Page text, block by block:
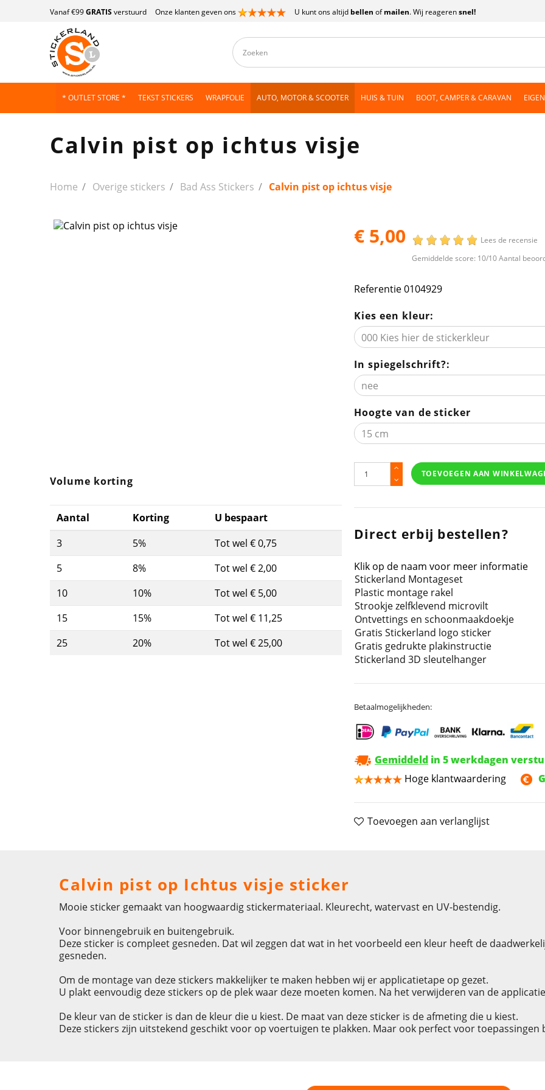
Vanaf €99GRATIS verstuurd Onze klanten geven ons U kunt ons altijd bellen ofmailen. Wij reagerensnel!
* OUTLET STORE * TEKST STICKERS WRAPFOLIE AUTO, MOTOR & SCOOTER HUIS & TUIN BOOT, CAMPER & CARAVAN
Calvin pist op ichtus visje
Home Overige stickers Bad Ass Stickers Calvin pist op ichtus visje
Volume korting
Aantal Korting
U bespaart
3
5%
Tot wel € 0,75
5
8%
Tot wel € 2,00
10
10%
Tot wel € 5,00
15
15%
Tot wel € 11,25
25
20% Tot wel € 25,00
€ 5,00
Lees de recensie
Gemiddelde score: 10/10 Aantal
Referentie0104929
Kies een kleur:
In spiegelschrift?:
Hoogte van de sticker
TOEVOEGEN AAN
Direct erbij bestellen?
Klik op de naam voor meer informatie
Stickerland Montageset
Plastic montage rakel
Strookje zelfklevend microvilt
Ontvettings en schoonmaakdoekje
Gratis Stickerland logo sticker
Gratis gedrukte plakinstructie
Stickerland 3D sleutelhanger
Betaalmogelijkheden:
Gemiddeld in 5 werkdagen
Hoge klantwaardering
Toevoegen aan verlanglijst
Calvin pist op Ichtus visje sticker
Mooie sticker gemaakt van hoogwaardig stickermateriaal. Kleurecht, watervast en UV-bestendig.
Voor binnengebruik en buitengebruik.
Deze sticker is compleet gesneden. Dat wil zeggen dat wat in het voorbeeld een kleur heeft de
gesneden.
Om de montage van deze stickers makkelijker te maken hebben wij er applicatietape op gezet.
U plakt eenvoudig deze stickers op de plek waar deze moeten komen. Na het verwijderen van de
De kleur van de sticker is dan de kleur die u kiest. De maat van deze sticker is de afmeting die u kiest.
Deze stickers zijn uitstekend geschikt voor op voertuigen te plakken. Maar ook perfect voor toepassingen